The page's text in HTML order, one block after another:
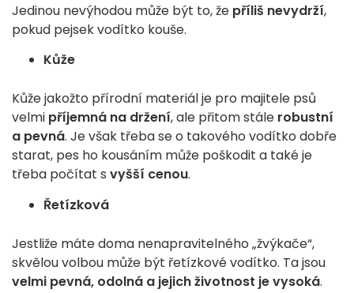
Jedinou nevýhodou může být to, že příliš nevydrží,
pokud pejsek vodítko kouše.
Kůže
Kůže jakožto přírodní materiál je pro majitele psů
velmi příjemná na držení, ale přitom stále robustní
a pevná. Je však třeba se o takového vodítko dobře
starat, pes ho kousáním může poškodit a také je
třeba počítat s vyšší cenou.
Řetízková
Jestliže máte doma nenapravitelného „žvýkače“,
skvělou volbou může být řetízkové vodítko. Ta jsou
velmi pevná, odolná a jejich životnost je vysoká.